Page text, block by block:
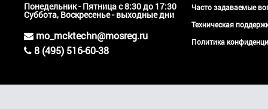
Понедельник - Пятница с 8:30 до 17:30
Суббота, Воскресенье - выходные дни
mo_mcktechn@mosreg.ru
8 (495) 516-60-38
Часто задаваемые
Техническая
Политика